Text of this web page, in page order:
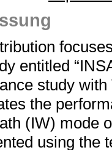
entitled
study
the
(IW) mode
using the